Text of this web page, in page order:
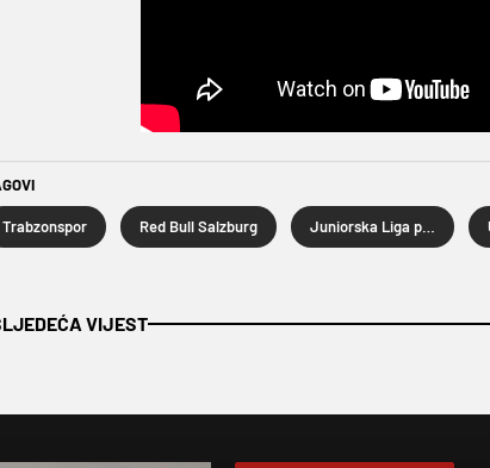
Trabzonspor Red Bull Salzburg Juniorska Liga prvaka
VIJEST